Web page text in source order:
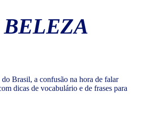
Brasil, a confusão na hora de falar
dicas de vocabulário e de frases para